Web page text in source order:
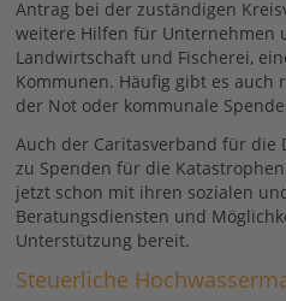
Antrag bei der zuständigen
weitere Hilfen für Unternehmen
Landwirtschaft und Fischerei,
Kommunen. Häufig gibt es auch
der Not oder kommunale
Auch der Caritasverband für die
zu Spenden für die
jetzt schon mit ihren sozialen
Beratungsdiensten und
Unterstützung bereit.
Steuerliche